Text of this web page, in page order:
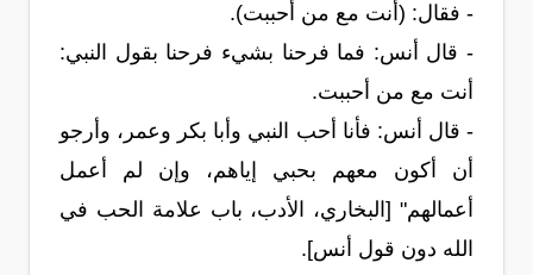
- فقال: (أنت مع من أحببت).
- قال أنس: فما فرحنا بشيء فرحنا بقول النبي:
أنت مع من أحببت.
- قال أنس: فأنا أحب النبي وأبا بكر وعمر، وأرجو
أن أكون معهم بحبي إياهم، وإن لم أعمل
أعمالهم" [البخاري، الأدب، باب علامة الحب في
الله دون قول أنس].